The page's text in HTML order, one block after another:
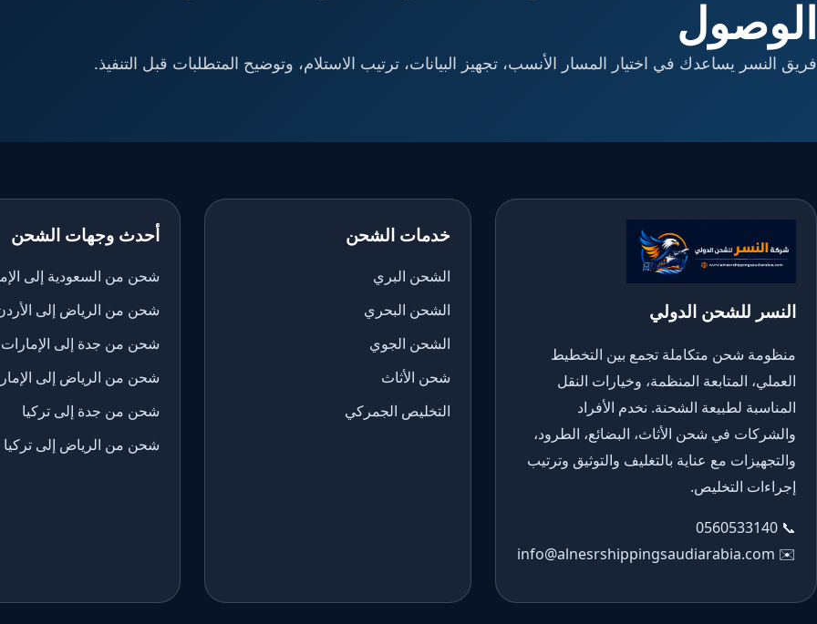
الوصول
فريق النسر يساعدك في اختيار المسار الأنسب، تجهيز البيانات، ترتيب الاستلام، وتوضيح المتطلبات قبل التنفيذ.
النسر للشحن الدولي
منظومة شحن متكاملة تجمع بين التخطيط
العملي، المتابعة المنظمة، وخيارات النقل
المناسبة لطبيعة الشحنة. نخدم الأفراد
والشركات في شحن الأثاث، البضائع، الطرود،
والتجهيزات مع عناية بالتغليف والتوثيق وترتيب
إجراءات التخليص.
📞
0560533140
✉️
info@alnesrshippingsaudiarabia.com
خدمات الشحن
الشحن البري
الشحن البحري
الشحن الجوي
شحن الأثاث
التخليص الجمركي
أحدث وجهات الشحن
شحن من السعودية إلى
شحن من الرياض إلى
شحن من جدة إلى الإمارات
شحن من الرياض إلى
شحن من جدة إلى تركيا
شحن من الرياض إلى تركيا